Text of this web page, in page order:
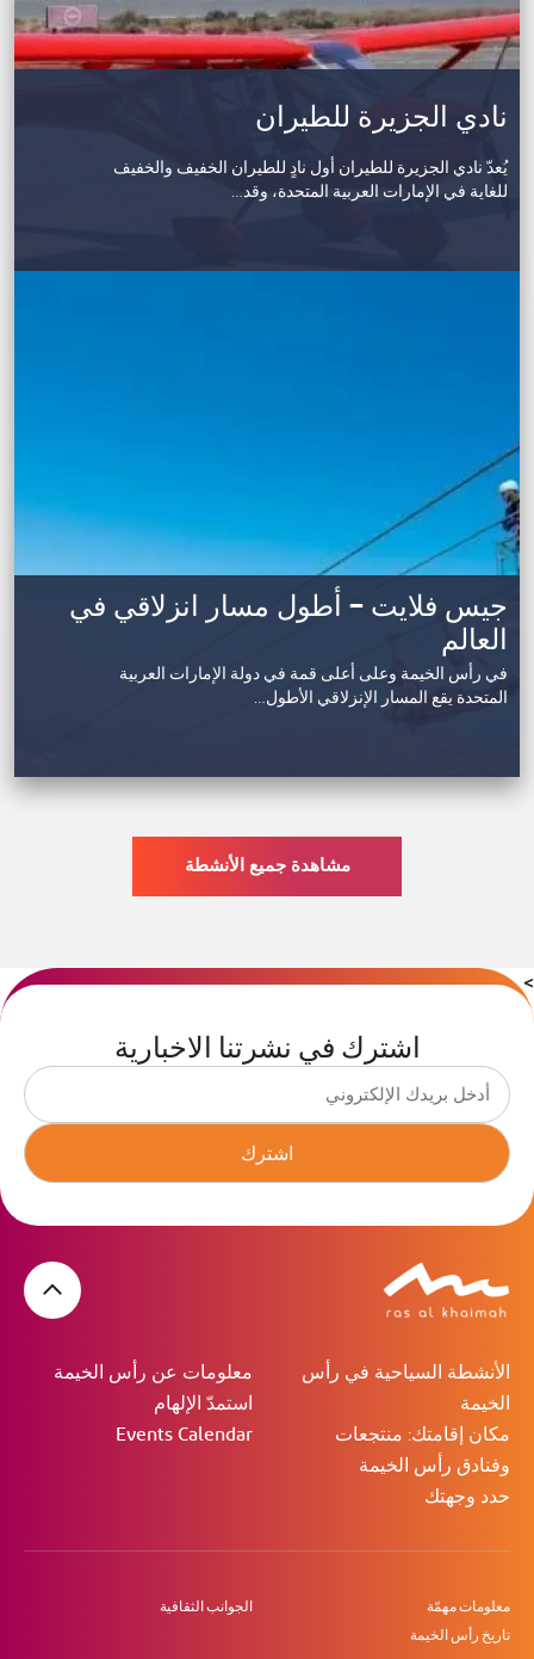
نادي الجزيرة للطيران
يُعدّ نادي الجزيرة للطيران أول نادٍ للطيران الخفيف والخفيف
للغاية في الإمارات العربية المتحدة، وقد…
جيس فلايت – أطول مسار انزلاقي في
العالم
في رأس الخيمة وعلى أعلى قمة في دولة الإمارات العربية
المتحدة يقع المسار الإنزلاقي الأطول…
مشاهدة جميع الأنشطة
>
اشترك في نشرتنا الاخبارية
اشترك
الأنشطة السياحية في رأس
الخيمة
مكان إقامتك: منتجعات
وفنادق رأس الخيمة
حدد وجهتك
معلومات عن رأس الخيمة
استمدّ الإلهام
Events Calendar
معلومات مهمّة
تاريخ رأس الخيمة
الجوانب الثقافية